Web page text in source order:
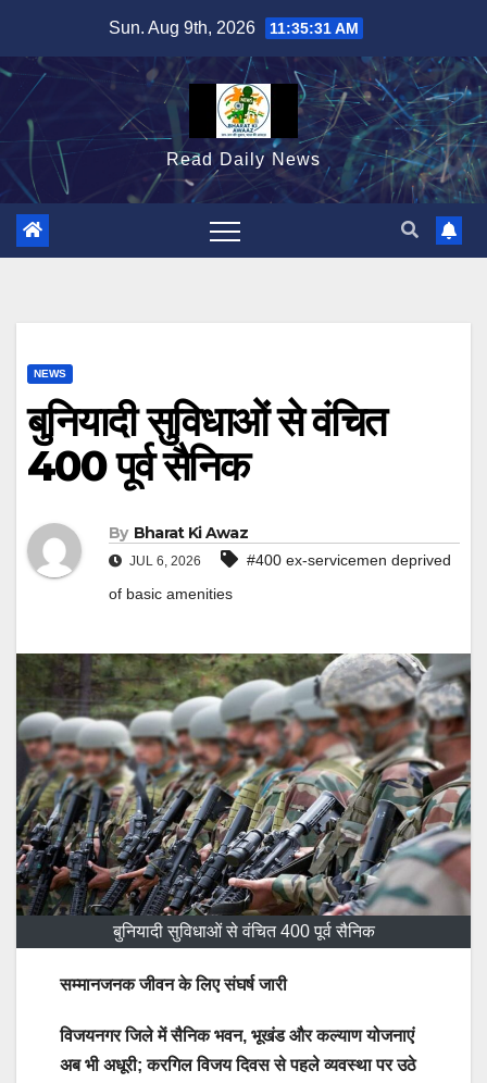
content
Sun. Aug 9th, 2026 11:35:32 AM
Read Daily News
NEWS
बुनियादी सुविधाओं से वंचित
400 पूर्व सैनिक
By Bharat Ki Awaz
JUL 6, 2026
#400 ex-servicemen deprived
of basic amenities
बुनियादी सुविधाओं से वंचित 400 पूर्व सैनिक
सम्मानजनक जीवन के लिए संघर्ष जारी
विजयनगर जिले में सैनिक भवन, भूखंड और कल्याण योजनाएं
अब भी अधूरी; करगिल विजय दिवस से पहले व्यवस्था पर उठे